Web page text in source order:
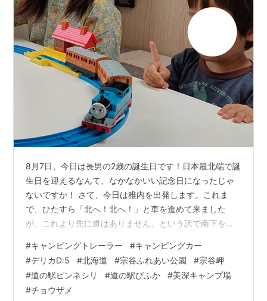
8月7日、今日は長男の2歳の誕生日です！日本最北端で誕
生日を迎えるなんて、なかなかいい記念日になったじゃ
ないですか！ さて、今日は稚内を出発します。これま
で、ひたすら「北へ！北へ！」と車を進めて来ました
が、これより先に道はありません。という訳で南下を開
も寄り道を繰り返しながら、1週間かけて神奈川を目指し
ます！ 長男、2歳の誕生日おめでとう！ 稚内を出発！ 今
日の宿は美深キャンプ場 備忘録 長男、2歳の誕生日おめ
でとう！ 朝の気温は20℃！本当に涼しい。そして、この
#キャンピングトレーラー #キャンピングカー
#デリカD:5 #北海道 #宗谷ふれあい公園 #宗谷岬
#道の駅ピンネシリ #道の駅びふか #美深キャンプ場
#チョウザメ